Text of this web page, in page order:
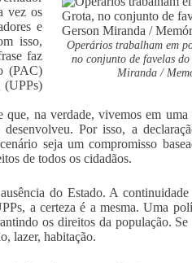
Operários trabalham em
no conjunto de favelas
Miranda /
vez os
e
isso,
faz
(PAC)
(UPPs)
na verdade, vivemos em
Por isso, a
seja um compromisso
de todos os cidadãos.
do Estado. A
a certeza é a mesma. Uma
os direitos da população. Se
lazer, habitação.